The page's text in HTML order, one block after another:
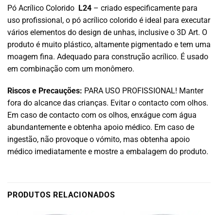
Pó Acrílico Colorido L24 – criado especificamente para
uso profissional, o pó acrílico colorido é ideal para executar
vários elementos do design de unhas, inclusive o 3D Art. O
produto é muito plástico, altamente pigmentado e tem uma
moagem fina. Adequado para construção acrílico. É usado
em combinação com um monômero.
Riscos e Precauções: PARA USO PROFISSIONAL! Manter
fora do alcance das crianças. Evitar o contacto com olhos.
Em caso de contacto com os olhos, enxágue com água
abundantemente e obtenha apoio médico. Em caso de
ingestão, não provoque o vómito, mas obtenha apoio
médico imediatamente e mostre a embalagem do produto.
PRODUTOS RELACIONADOS